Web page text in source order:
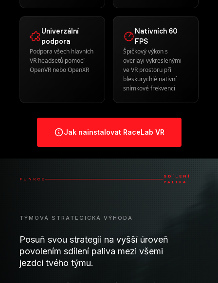
Jak nainstalovat RaceLab VR
SDÍLENÍ
PALIVA
TÝMOVÁ STRATEGICKÁ VÝHODA
Posuň svou strategii na vyšší úroveň
rozhodnutí za pochodu.
Automatický
výpočet paliva
Potřeby paliva v
Týmová
synchronizace